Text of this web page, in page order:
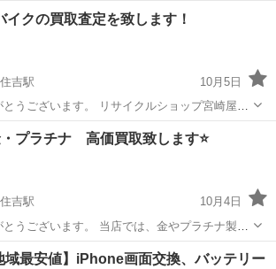
ても、査定依頼をすることができるサービス
日向住吉駅 リサイクルショップ
クの買取査定を致します！
吉駅
10月5日
とうございます。 リサイクルショップ宮崎屋
長い間乗っていない… ・バイクを買い替えたい
るの...
向住吉駅 リサイクルショップ
・プラチナ 高価買取致します⭐️
吉駅
10月4日
当店では、金やプラチナ製品
・プラチナでしたら、壊れてしまった指輪やブ
ーでも査定させていただきます！ 【 かん
日向住吉駅 リサイクルショップ
域最安値】iPhone画面交換、バッテリー